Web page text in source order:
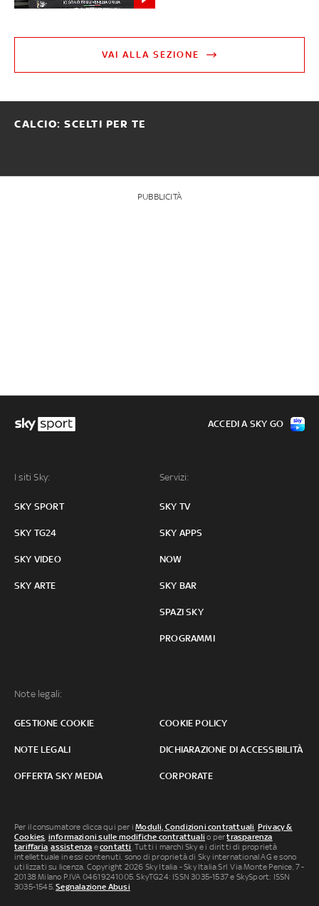
VAI ALLA SEZIONE
CALCIO: SCELTI PER TE
PUBBLICITÀ
I siti Sky:
SKY SPORT
SKY TG24
SKY VIDEO
SKY ARTE
Servizi:
SKY TV
SKY APPS
NOW
SKY BAR
SPAZI SKY
PROGRAMMI
Note legali:
GESTIONE COOKIE COOKIE POLICY
NOTE LEGALI DICHIARAZIONE DI ACCESSIBILITÀ
OFFERTA SKY MEDIA CORPORATE
ACCEDI A SKY GO
Per il consumatore clicca qui per iModuli, Condizioni contrattuali, Privacy &
Cookies, informazioni sulle modifiche contrattuali o pertrasparenza
tariffaria,assistenza econtatti. Tutti i marchi Sky e i diritti di proprietà
intellettuale in essi contenuti, sono di proprietà di Sky international AG e sono
utilizzati su licenza. Copyright 2026 Sky Italia - Sky Italia Srl Via Monte Penice, 7 -
20138 Milano P.IVA 04619241005. SkyTG24: ISSN 3035-1537 e SkySport: ISSN
3035-1545.Segnalazione Abusi